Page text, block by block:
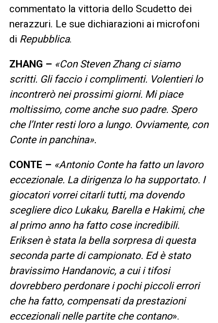
commentato la vittoria dello Scudetto dei
nerazzuri. Le sue dichiarazioni ai microfoni
di Repubblica.
ZHANG – «Con Steven Zhang ci siamo
scritti. Gli faccio i complimenti. Volentieri lo
incontrerò nei prossimi giorni. Mi piace
moltissimo, come anche suo padre. Spero
che l’Inter resti loro a lungo. Ovviamente, con
Conte in panchina».
CONTE – «Antonio Conte ha fatto un lavoro
eccezionale. La dirigenza lo ha supportato. I
giocatori vorrei citarli tutti, ma dovendo
scegliere dico Lukaku, Barella e Hakimi, che
al primo anno ha fatto cose incredibili.
Eriksen è stata la bella sorpresa di questa
seconda parte di campionato. Ed è stato
bravissimo Handanovic, a cui i tifosi
dovrebbero perdonare i pochi piccoli errori
che ha fatto, compensati da prestazioni
eccezionali nelle partite che contano».